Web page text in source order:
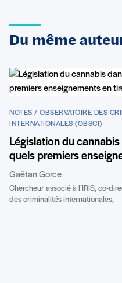
Du même
NOTES / OBSERVATOIRE DES
INTERNATIONALES (OBSCI)
Législation du
quels premiers
Gaëtan Gorce
Chercheur associé à l’IRIS, co-
des criminalités internationales,